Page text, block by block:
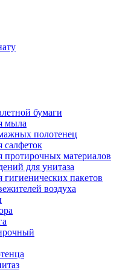
бумаги
мыла
полотенец
салфеток
протирочных материалов
для унитаза
пакетов
воздуха